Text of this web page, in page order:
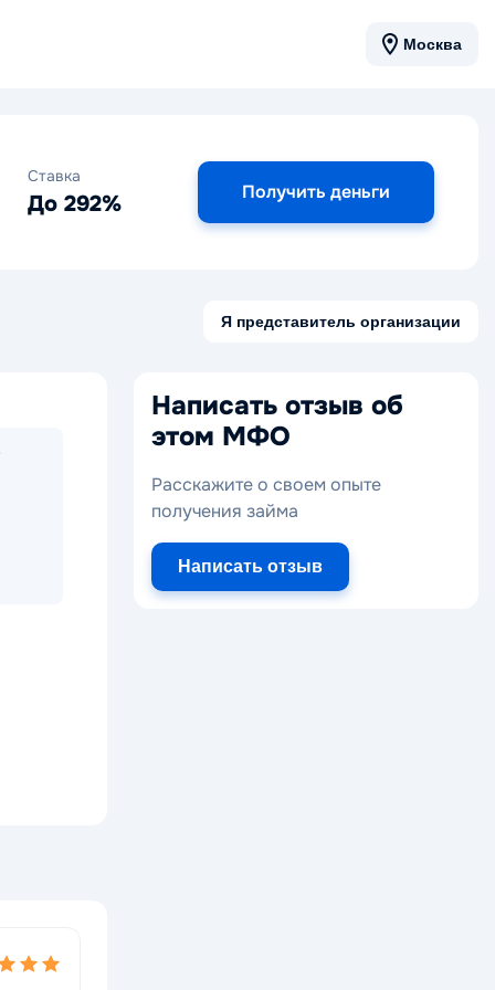
Москва
Ставка
До 292% Получить деньги
Я представитель организации
Написать отзыв об
этом МФО
Расскажите о своем опыте
получения займа
Написать отзыв